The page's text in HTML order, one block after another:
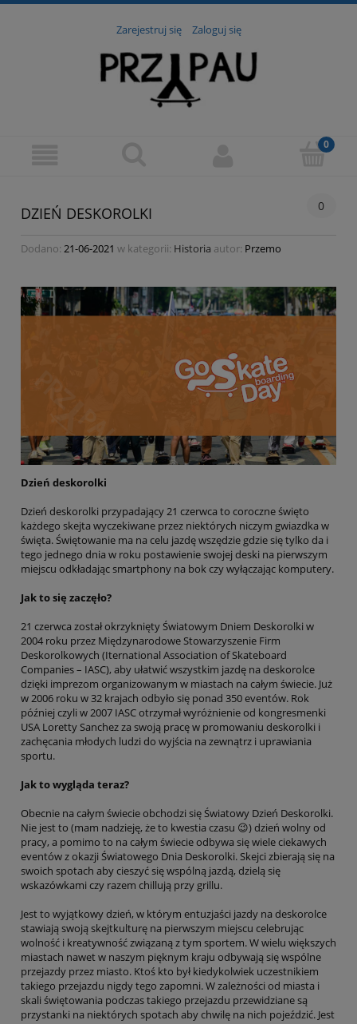
Zarejestruj się Zaloguj się
DZIEŃ DESKOROLKI 0
Dodano: 21-06-2021 w kategorii: Historia autor: Przemo
Dzień deskorolki
Dzień deskorolki przypadający 21 czerwca to coroczne święto
każdego skejta wyczekiwane przez niektórych niczym gwiazdka w
święta. Świętowanie ma na celu jazdę wszędzie gdzie się tylko da i
tego jednego dnia w roku postawienie swojej deski na pierwszym
miejscu odkładając smartphony na bok czy wyłączając komputery.
Jak to się zaczęło?
21 czerwca został okrzyknięty Światowym Dniem Deskorolki w
2004 roku przez Międzynarodowe Stowarzyszenie Firm
Deskorolkowych (Iternational Association of Skateboard
Companies – IASC), aby ułatwić wszystkim jazdę na deskorolce
dzięki imprezom organizowanym w miastach na całym świecie. Już
w 2006 roku w 32 krajach odbyło się ponad 350 eventów. Rok
później czyli w 2007 IASC otrzymał wyróżnienie od kongresmenki
USA Loretty Sanchez za swoją pracę w promowaniu deskorolki i
zachęcania młodych ludzi do wyjścia na zewnątrz i uprawiania
sportu.
Jak to wygląda teraz?
Obecnie na całym świecie obchodzi się Światowy Dzień Deskorolki.
Nie jest to (mam nadzieję, że to kwestia czasu 😉) dzień wolny od
pracy, a pomimo to na całym świecie odbywa się wiele ciekawych
eventów z okazji Światowego Dnia Deskorolki. Skejci zbierają się na
swoich spotach aby cieszyć się wspólną jazdą, dzielą się
wskazówkami czy razem chillują przy grillu.
Jest to wyjątkowy dzień, w którym entuzjaści jazdy na deskorolce
stawiają swoją skejtkulturę na pierwszym miejscu celebrując
wolność i kreatywność związaną z tym sportem. W wielu większych
miastach nawet w naszym pięknym kraju odbywają się wspólne
przejazdy przez miasto. Ktoś kto był kiedykolwiek uczestnikiem
takiego przejazdu nigdy tego zapomni. W zależności od miasta i
skali świętowania podczas takiego przejazdu przewidziane są
przystanki na niektórych spotach aby chwilę na nich pojeździć. Jest